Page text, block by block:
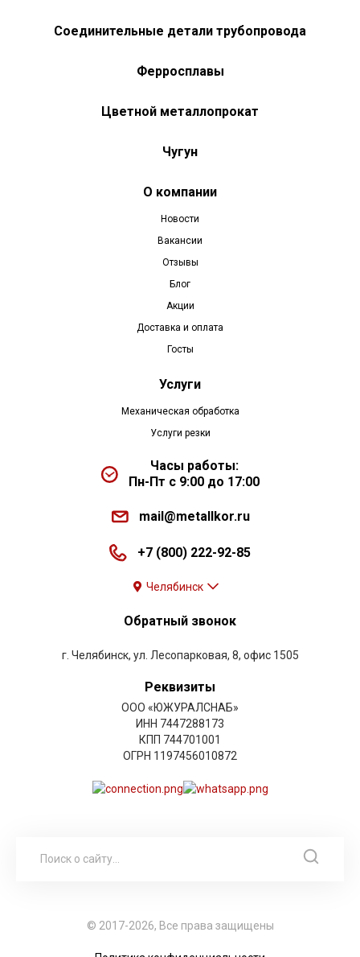
Соединительные детали трубопровода
Ферросплавы
Цветной металлопрокат
Чугун
О компании
Новости
Вакансии
Отзывы
Блог
Акции
Доставка и оплата
Госты
Услуги
Механическая обработка
Услуги резки
Часы работы:
Пн-Пт с 9:00 до 17:00
mail@metallkor.ru
+7 (800) 222-92-85
Челябинск
Обратный звонок
г. Челябинск, ул. Лесопарковая, 8, офис 1505
Реквизиты
ООО «ЮЖУРАЛСНАБ»
ИНН 7447288173
КПП 744701001
ОГРН 1197456010872
© 2017-2026, Все права защищены